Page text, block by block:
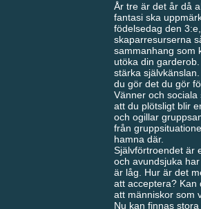
År tre är det år då
fantasi ska
födelsedag den
skaparresurserna
sammanhang som
utöka din
stärka
du gör det du gör
Vänner och
att du plötsligt blir
och ogillar
från
hamna där.
Självförtroendet är
och avundsjuka
är låg. Hur är det
att acceptera? Kan
att människor som
Nu kan finnas